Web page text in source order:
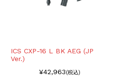
ICS CXP-16 L BK AEG (JP
Ver.)
¥42,963(税込)